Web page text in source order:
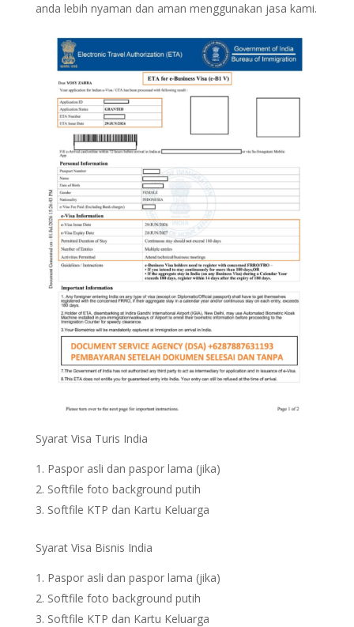
anda lebih nyaman dan aman menggunakan jasa kami.
Syarat Visa Turis India
Paspor asli dan paspor lama (jika)
Softfile foto background putih
Softfile KTP dan Kartu Keluarga
Syarat Visa Bisnis India
Paspor asli dan paspor lama (jika)
Softfile foto background putih
Softfile KTP dan Kartu Keluarga